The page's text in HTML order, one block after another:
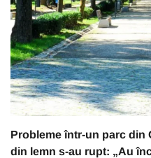
Probleme într-un parc din
din lemn s-au rupt: „Au